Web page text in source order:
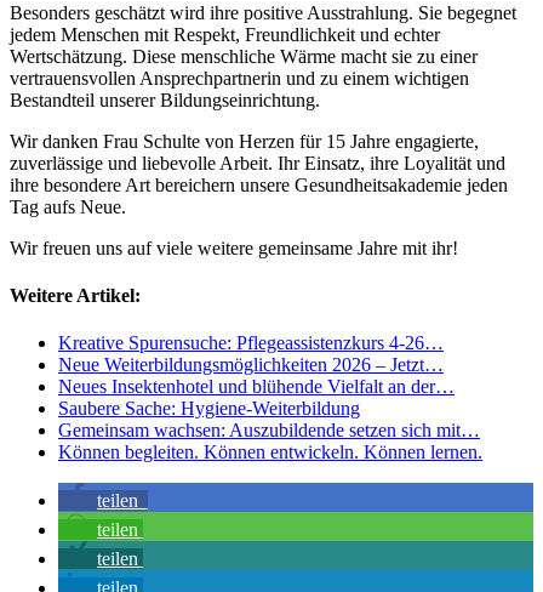
Besonders geschätzt wird ihre positive Ausstrahlung. Sie begegnet
jedem Menschen mit Respekt, Freundlichkeit und echter
Wertschätzung. Diese menschliche Wärme macht sie zu einer
vertrauensvollen Ansprechpartnerin und zu einem wichtigen
Bestandteil unserer Bildungseinrichtung.
Wir danken Frau Schulte von Herzen für 15 Jahre engagierte,
zuverlässige und liebevolle Arbeit. Ihr Einsatz, ihre Loyalität und
ihre besondere Art bereichern unsere Gesundheitsakademie jeden
Tag aufs Neue.
Wir freuen uns auf viele weitere gemeinsame Jahre mit ihr!
Weitere Artikel:
Kreative Spurensuche: Pflegeassistenzkurs 4-26…
Neue Weiterbildungsmöglichkeiten 2026 – Jetzt…
Neues Insektenhotel und blühende Vielfalt an der…
Saubere Sache: Hygiene-Weiterbildung
Gemeinsam wachsen: Auszubildende setzen sich mit…
Können begleiten. Können entwickeln. Können lernen.
teilen
teilen
teilen